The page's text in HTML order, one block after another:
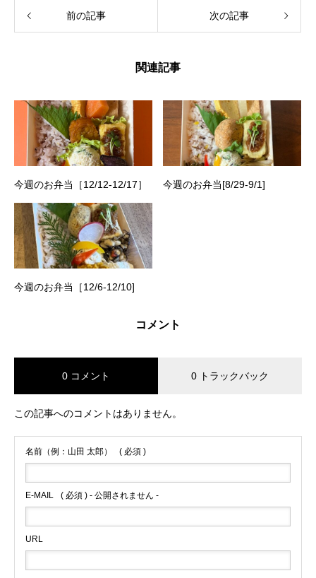
前の記事 次の記事
関連記事
今週のお弁当［12/12-12/17］ 今週のお弁当[8/29-9/1]
今週のお弁当［12/6-12/10]
コメント
0 コメント 0 トラックバック
この記事へのコメントはありません。
名前（例：山田 太郎） ( 必須 )
E-MAIL ( 必須 ) - 公開されません -
URL